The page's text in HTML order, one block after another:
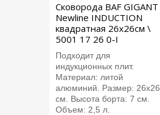
Сковорода BAF GIGANT
Newline INDUCTION
квадратная 26x26см \
5001 17 26 0-I
Подходит для
индукционных плит.
Материал: литой
алюминий. Размер: 26х26
см. Высота борта: 7 см.
Объем: 2,5 л.